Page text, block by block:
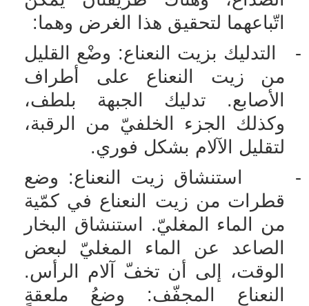
اتّباعهما لتحقيق هذا الغرض وهما:
-
التدليك بزيت النعناع: وضْع القليل
من زيت النعناع على أطراف
الأصابع. تدليك الجبهة بلطف،
وكذلك الجزء الخلفيّ من الرقبة،
لتقليل الآلام بشكل فوري.
-
استنشاق زيت النعناع: وضع
قطرات من زيت النعناع في كمّية
من الماء المغليّ. استنشاق البخار
الصاعد عن الماء المغليّ لبعض
الوقت، إلى أن تخفّ آلام الرأس.
النعناع المجفّف: وضعُ ملعقةٍ